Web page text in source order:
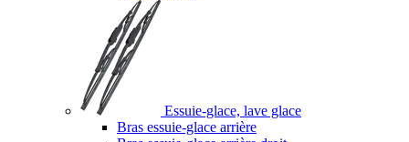
Essuie-glace, lave glace
Bras essuie-glace arrière